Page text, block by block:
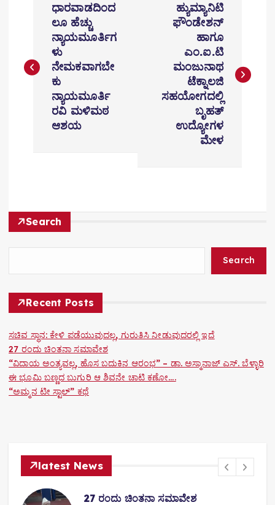
t
a
t
o
n
ಧಾರವಾಡದಿಂದ
ಲೂ ಹೆಚ್ಚು
ನ್ಯಾಯಮೂರ್ತಿಗ
ಳು
ನೇಮಕವಾಗಬೇ
ಕು
ನ್ಯಾಯಮೂರ್ತಿ
ರವಿ ಮಳಿಮಠ
ಆಶಯ
ಹ್ಯುಮ್ಯಾನಿಟಿ
ಫೌಂಡೇಶನ್
ಹಾಗೂ
ಎಂ.ಐ.ಟಿ
ಮಂಜುನಾಥ
ಟೆಕ್ನಾಲಜಿ
ಸಹಯೋಗದಲ್ಲಿ
ಬೃಹತ್
ಉದ್ಯೋಗಳ
ಮೇಳ
Search
Search
Recent Posts
ಸಚಿವ ಸ್ಥಾನ: ಕೇಳಿ ಪಡೆಯುವುದಲ್ಲ, ಗುರುತಿಸಿ ನೀಡುವುದರಲ್ಲಿ ಇದೆ
27 ರಂದು ಚಿಂತನಾ ಸಮಾವೇಶ
“ವಿದಾಯ ಅಂತ್ಯವಲ್ಲ, ಹೊಸ ಬದುಕಿನ ಆರಂಭ” – ಡಾ. ಅಸ್ಮಾನಾಜ್ ಎಸ್. ಬೆಳ್ಳಾರಿ
ಈ ಭೂಮಿ ಬಣ್ಣದ ಬುಗುರಿ ಆ ಶಿವನೇ ಚಾಟಿ ಕಣೋ….
“ಅಮ್ಮನ ಟೀ ಸ್ಟಾಲ್” ಕಥೆ
latest News
27 ರಂದು ಚಿಂತನಾ ಸಮಾವೇಶ